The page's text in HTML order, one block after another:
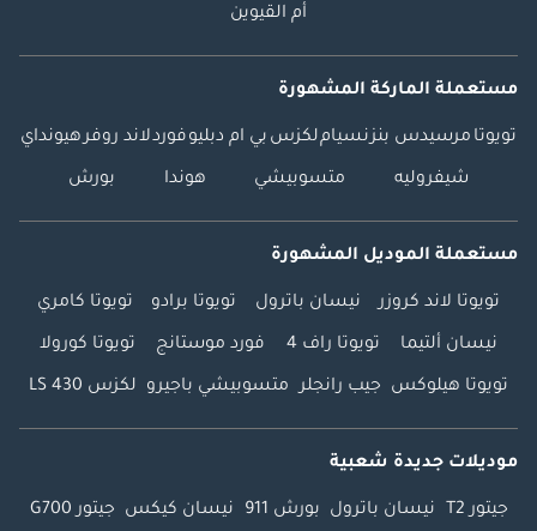
أم القيوين
مستعملة الماركة المشهورة
تويوتا مرسيدس بنزنسياملكزس بي ام دبليوفوردلاند روفرهيونداي
شيفروليه متسوبيشي هوندا بورش
مستعملة الموديل المشهورة
تويوتا لاند كروزر نيسان باترول تويوتا برادو تويوتا كامري
نيسان ألتيما تويوتا راف 4 فورد موستانج تويوتا كورولا
تويوتا هيلوكس جيب رانجلر متسوبيشي باجيرو لكزس LS 430
موديلات جديدة شعبية
جيتور T2 نيسان باترول بورش 911 نيسان كيكس جيتور G700